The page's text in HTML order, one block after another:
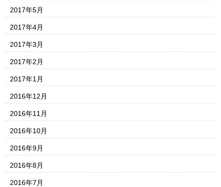
2017年5月
2017年4月
2017年3月
2017年2月
2017年1月
2016年12月
2016年11月
2016年10月
2016年9月
2016年8月
2016年7月